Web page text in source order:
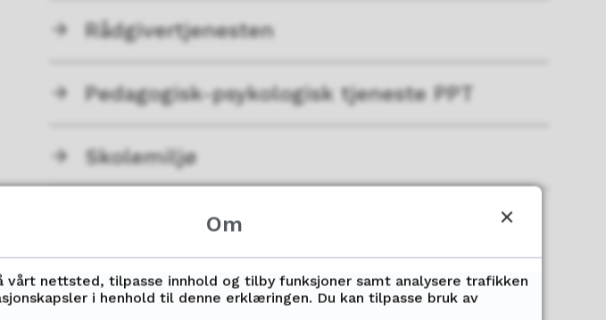
Rådgivertjenesten
Pedagogisk-psykologisk tjeneste PPT
Skolemiljø
lette etter?
Om
nettsted, tilpasse innhold og tilby funksjoner samt analysere trafikken
i henhold til denne erklæringen. Du kan tilpasse bruk av